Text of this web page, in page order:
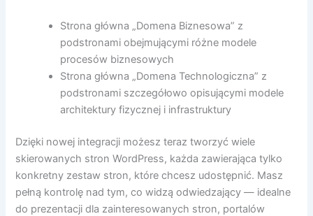
Strona główna „Domena Biznesowa” z
podstronami obejmującymi różne modele
procesów biznesowych
Strona główna „Domena Technologiczna” z
podstronami szczegółowo opisującymi modele
architektury fizycznej i infrastruktury
Dzięki nowej integracji możesz teraz tworzyć wiele
skierowanych stron WordPress, każda zawierająca tylko
konkretny zestaw stron, które chcesz udostępnić. Masz
pełną kontrolę nad tym, co widzą odwiedzający — idealne
do prezentacji dla zainteresowanych stron, portalów